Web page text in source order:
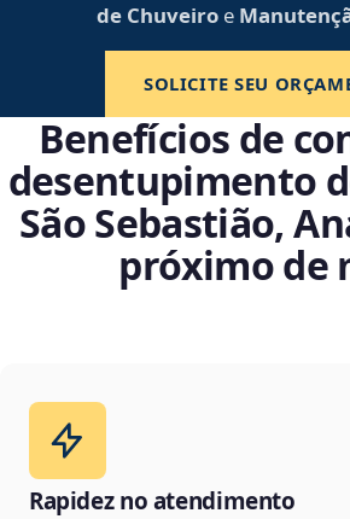
de Chuveiro e
SOLICITE SEU
Benefícios de
desentupimento
São Sebastião,
próximo de
Rapidez no atendimento